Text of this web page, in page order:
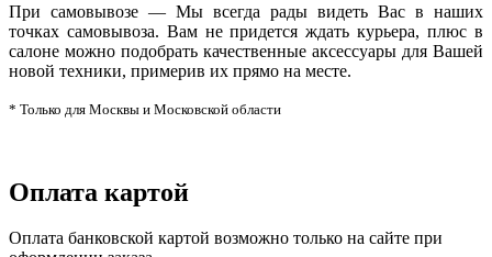
При самовывозе — Мы всегда рады видеть Вас в наших
точках самовывоза. Вам не придется ждать курьера, плюс в
салоне можно подобрать качественные аксессуары для Вашей
новой техники, примерив их прямо на месте.
* Только для Москвы и Московской области
Оплата картой
Оплата банковской картой возможно только на сайте при